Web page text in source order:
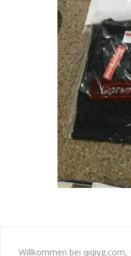
Willkommen bei